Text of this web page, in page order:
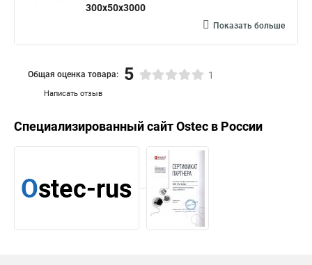
300х50х3000
Показать больше
Написать отзыв
Общая оценка товара: 5 1
Специализированный сайтOstec в России